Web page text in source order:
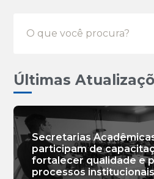
Últimas
Secretarias
participam de
fortalecer qualidade e
processos